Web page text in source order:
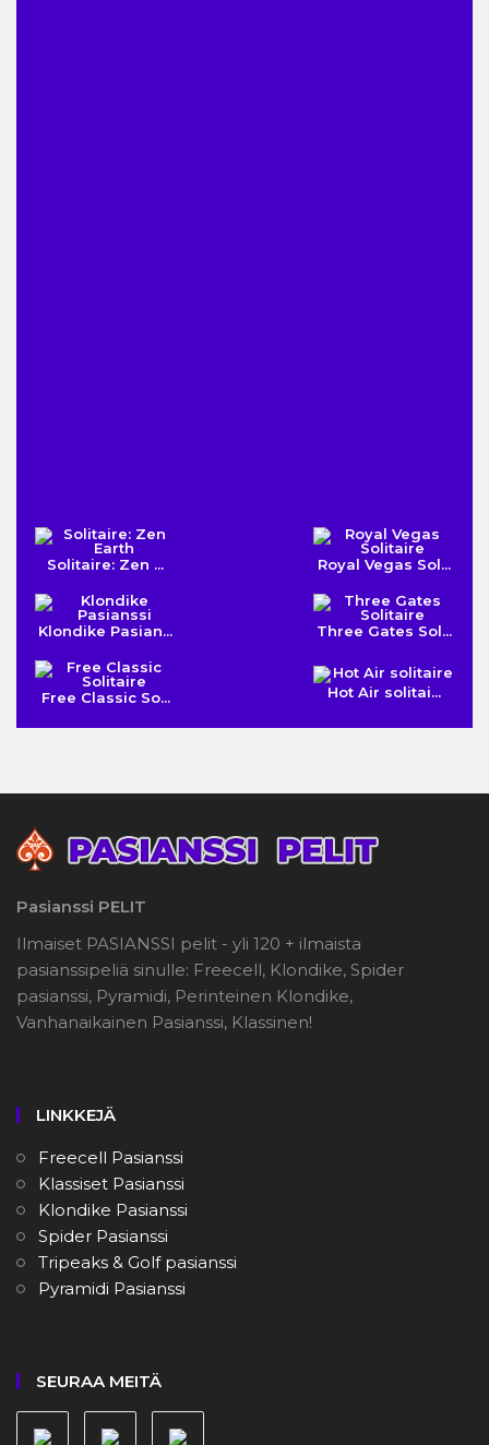
Solitaire: Zen ... Royal Vegas Sol...
Klondike Pasian... Three Gates Sol...
Free Classic So... Hot Air solitai...
Pasianssi PELIT
Ilmaiset PASIANSSI pelit - yli 120 + ilmaista
pasianssipeliä sinulle: Freecell, Klondike, Spider
pasianssi, Pyramidi, Perinteinen Klondike,
Vanhanaikainen Pasianssi, Klassinen!
LINKKEJÄ
Freecell Pasianssi
Klassiset Pasianssi
Klondike Pasianssi
Spider Pasianssi
Tripeaks & Golf pasianssi
Pyramidi Pasianssi
SEURAA MEITÄ